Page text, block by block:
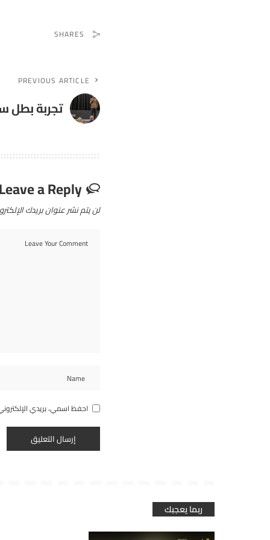
SHARES
PREVIOUS ARTICLE
تجربة بطل
Leave a Reply
لن يتم نشر عنوان بريدك
احفظ اسمي، بريدي
ربما يعجبك